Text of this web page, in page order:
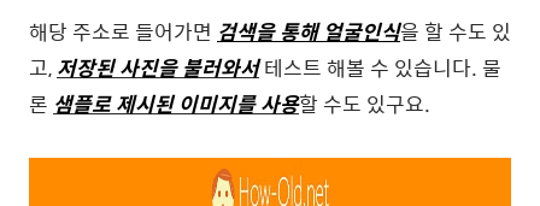
해당 주소로 들어가면 검색을 통해 얼굴인식을 할 수도 있
고,저장된 사진을 불러와서테스트 해볼 수 있습니다. 물
론 샘플로 제시된 이미지를 사용할 수도 있구요.